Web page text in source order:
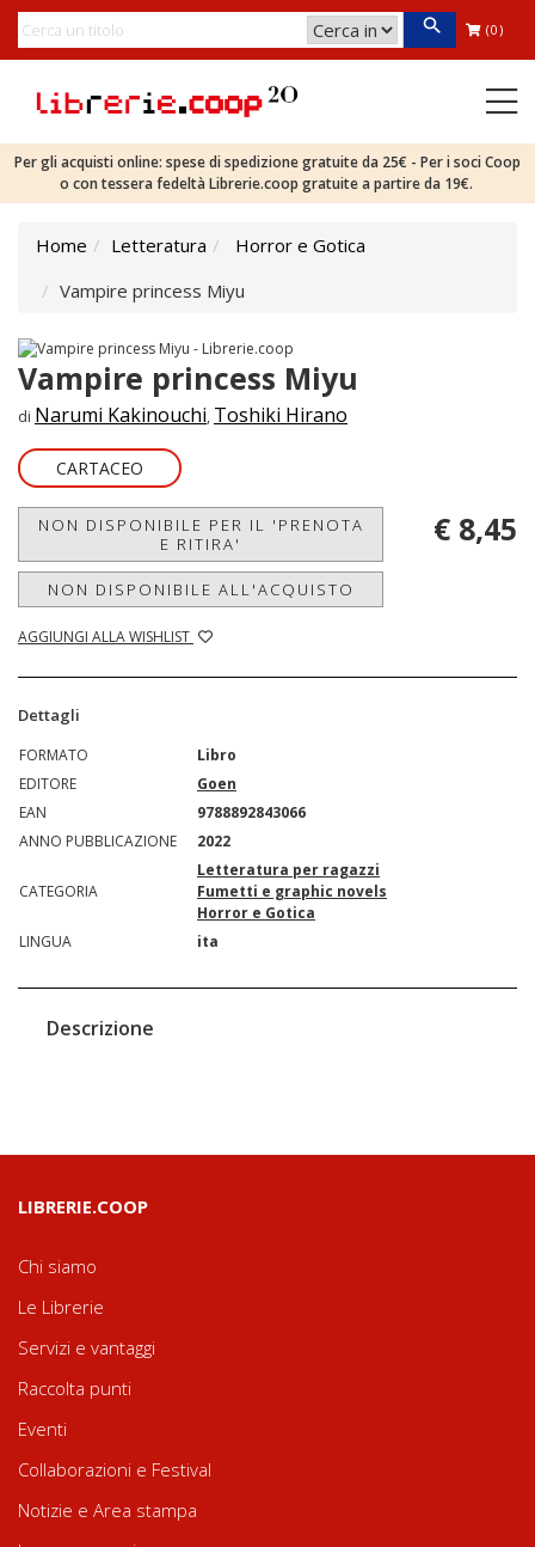
(0)
Per gli acquisti online: spese di spedizione gratuite da 25€ - Per i soci Coop
o con tessera fedeltà Librerie.coop gratuite a partire da 19€.
Home Letteratura
Horror e Gotica
Vampire princess Miyu
Vampire princess Miyu
di Narumi Kakinouchi, Toshiki Hirano
CARTACEO
NON DISPONIBILE PER IL 'PRENOTA
E RITIRA'
NON DISPONIBILE ALL'ACQUISTO
AGGIUNGI ALLA WISHLIST
€ 8,45
Dettagli
FORMATO
Libro
EDITORE
Goen
EAN
9788892843066
ANNO PUBBLICAZIONE
2022
CATEGORIA
Letteratura per ragazzi
Fumetti e graphic novels
Horror e Gotica
LINGUA
ita
Descrizione
LIBRERIE.COOP
Chi siamo
Le Librerie
Servizi e vantaggi
Raccolta punti
Eventi
Collaborazioni e Festival
Notizie e Area stampa